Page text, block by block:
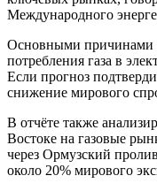
Международного
Основными причинами
потребления газа в
Если прогноз
снижение мирового
В отчёте также
Востоке на газовые
через Ормузский
около 20% мирового